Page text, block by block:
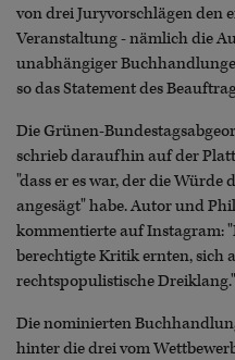
von drei Juryvorschlägen den
Veranstaltung - nämlich die
unabhängiger
so das Statement des
Die Grünen-
schrieb daraufhin auf der
"dass er es war, der die
angesägt" habe. Autor und
kommentierte auf Instagram:
berechtigte Kritik ernten, sich
rechtspopulistische Dreiklang."
Die nominierten
hinter die drei vom